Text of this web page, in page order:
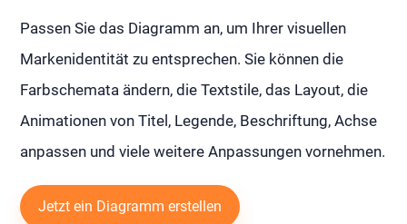
Passen Sie das Diagramm an, um Ihrer visuellen
Markenidentität zu entsprechen. Sie können die
Farbschemata ändern, die Textstile, das Layout, die
Animationen von Titel, Legende, Beschriftung, Achse
anpassen und viele weitere Anpassungen vornehmen.
Jetzt ein Diagramm erstellen